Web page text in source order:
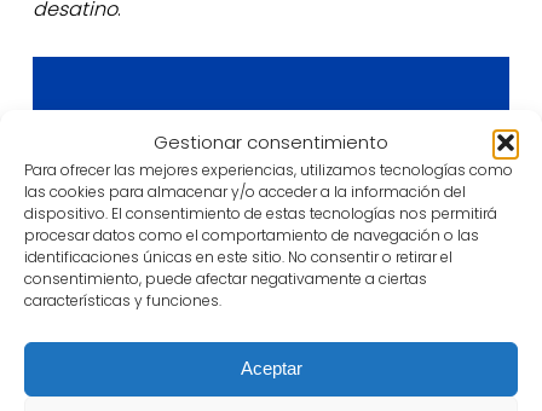
Gestionar consentimiento
Para ofrecer las mejores experiencias, utilizamos tecnologías como
las cookies para almacenar y/o acceder a la información del
dispositivo. El consentimiento de estas tecnologías nos permitirá
procesar datos como el comportamiento de navegación o las
identificaciones únicas en este sitio. No consentir o retirar el
consentimiento, puede afectar negativamente a ciertas
características y funciones.
Aceptar
desatino.
artística-técnica
Diseño y realización de
escenografía
Koldo Tainta y Producciones
Maestras
Vestuario